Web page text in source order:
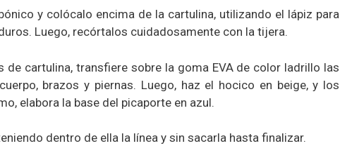
y colócalo encima de la cartulina, utilizando el lápiz para
Luego, recórtalos cuidadosamente con la tijera.
cartulina, transfiere sobre la goma EVA de color ladrillo las
brazos y piernas. Luego, haz el hocico en beige, y los
elabora la base del picaporte en azul.
dentro de ella la línea y sin sacarla hasta finalizar.